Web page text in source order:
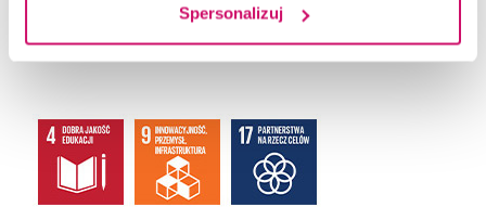
Spersonalizuj